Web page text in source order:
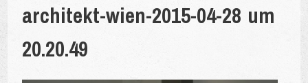
architekt-wien-2015-04-28 um
20.20.49